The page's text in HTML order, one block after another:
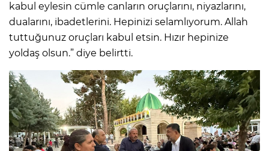
kabul eylesin cümle canların oruçlarını, niyazlarını,
dualarını, ibadetlerini. Hepinizi selamlıyorum. Allah
tuttuğunuz oruçları kabul etsin. Hızır hepinize
yoldaş olsun.” diye belirtti.